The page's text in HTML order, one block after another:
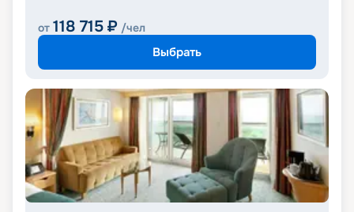
от 118 715 ₽ /чел
Выбрать